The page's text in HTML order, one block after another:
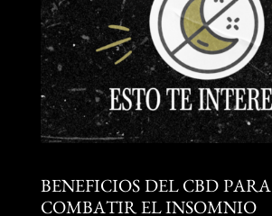
BENEFICIOS DEL CBD PARA
COMBATIR EL INSOMNIO